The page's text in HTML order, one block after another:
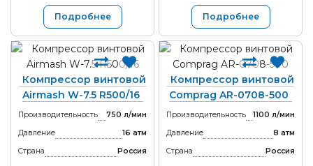
Подробнее Подробнее
Компрессор винтовой
Airmash W-7.5 R500/16
Производительность
750 л/мин
Давление
16 атм
Страна
Россия
Компрессор винтовой
Comprag AR-0708-500
Производительность
1100 л/мин
Давление
8 атм
Страна
Россия